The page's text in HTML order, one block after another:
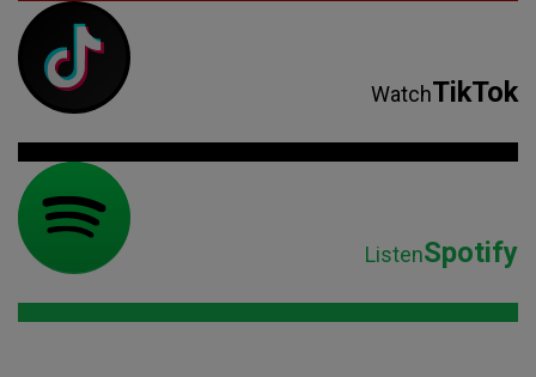
WatchTikTok
ListenSpotify